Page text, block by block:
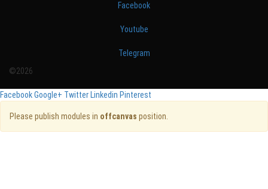
Facebook
Youtube
Telegram
©2026
FacebookGoogle+ Twitter Linkedin Pinterest
Please publish modules in offcanvas position.